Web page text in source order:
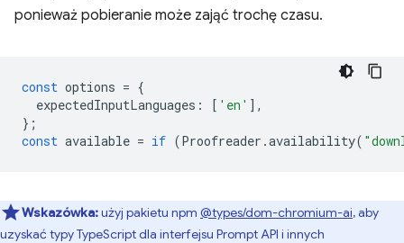
ponieważ pobieranie może zająć trochę czasu.
const options = {
expectedInputLanguages : [ 'en' ],
};
const available = if (Proofreader .availability(
Wskazówka:użyj pakietu npm @types/dom-chromium-ai, aby
uzyskać typy TypeScript dla interfejsu Prompt API i innych